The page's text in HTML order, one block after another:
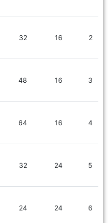
2
16
32
3
16
48
4
16
64
5
24
32
6
24
24